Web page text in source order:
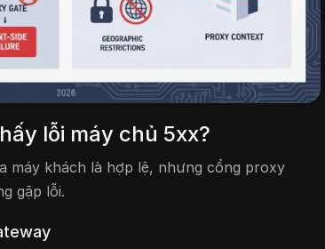
lỗi máy chủ 5xx?
máy khách là hợp lệ, nhưng cổng proxy
gặp lỗi.